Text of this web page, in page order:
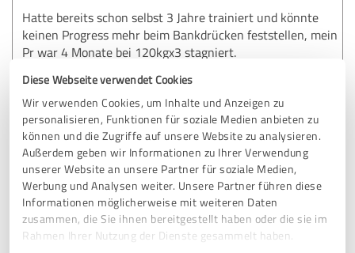
Diese Webseite verwendet Cookies
Wir verwenden Cookies, um Inhalte und Anzeigen zu
personalisieren, Funktionen für soziale Medien anbieten zu
können und die Zugriffe auf unsere Website zu analysieren.
Außerdem geben wir Informationen zu Ihrer Verwendung
unserer Website an unsere Partner für soziale Medien,
Werbung und Analysen weiter. Unsere Partner führen diese
Informationen möglicherweise mit weiteren Daten
zusammen, die Sie ihnen bereitgestellt haben oder die sie im
Rahmen Ihrer Nutzung der Dienste gesammelt haben.
Hatte bereits schon selbst 3 Jahre trainiert und könnte
keinen Progress mehr beim Bankdrücken feststellen, mein
Pr war 4 Monate bei 120kgx3 stagniert.
den ersten 6 Monaten im Gym, als wären meine Newbie
Gains wieder da.
Mein Bankdrücken hat sich innerhalb von 3 Monaten um
15kg erhöht und liegt jetzt bei 135kgx2 mit 1 RiR.
Meine Kniebeuge hat sich von 110kg auf 160kg erhöht und
mein Kreuzheben von 140kg auf Wiederholungen zu 183kg
auf Wiederholungen.
Alles im allem, kann ich Marius als Coach sehr empfehlen.